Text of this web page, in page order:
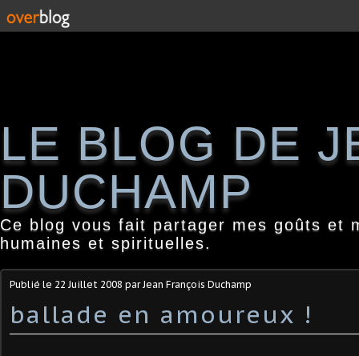
LE BLOG DE
DUCHAMP
Ce blog vous fait partager mes goûts et
humaines et spirituelles.
Publié le 22 Juillet 2008 par Jean François Duchamp
ballade en amoureux !